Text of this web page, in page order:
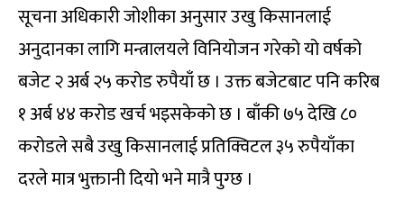
सूचना अधिकारी जोशीका अनुसार उखु किसानलाई
अनुदानका लागि मन्त्रालयले विनियोजन गरेको यो वर्षको
बजेट २ अर्ब २५ करोड रुपैयाँ छ । उक्त बजेटबाट पनि करिब
१ अर्ब ४४ करोड खर्च भइसकेको छ । बाँकी ७५ देखि ८०
करोडले सबै उखु किसानलाई प्रतिक्विटल ३५ रुपैयाँका
दरले मात्र भुक्तानी दियो भने मात्रै पुग्छ ।